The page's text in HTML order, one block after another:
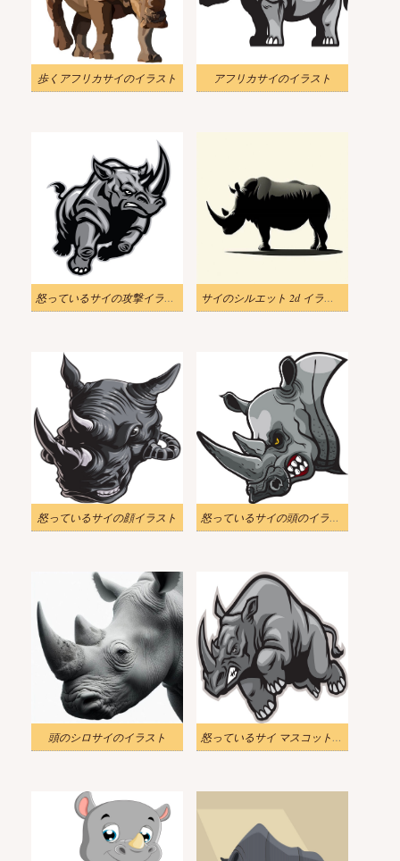
歩くアフリカサイのイラスト アフリカサイのイラスト
怒っているサイの攻撃イラスト サイのシルエット 2d イラスト
怒っているサイの顔イラスト 怒っているサイの頭のイラスト
頭のシロサイのイラスト 怒っているサイ マスコット イラスト